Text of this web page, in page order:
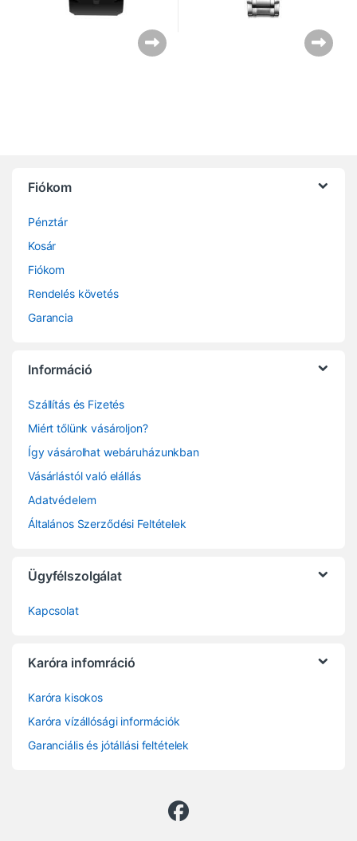
Fiókom
Pénztár
Kosár
Fiókom
Rendelés követés
Garancia
Információ
Szállítás és Fizetés
Miért tőlünk vásároljon?
Így vásárolhat webáruházunkban
Vásárlástól való elállás
Adatvédelem
Általános Szerződési Feltételek
Ügyfélszolgálat
Kapcsolat
Karóra infomráció
Karóra kisokos
Karóra vízállósági információk
Garanciális és jótállási feltételek